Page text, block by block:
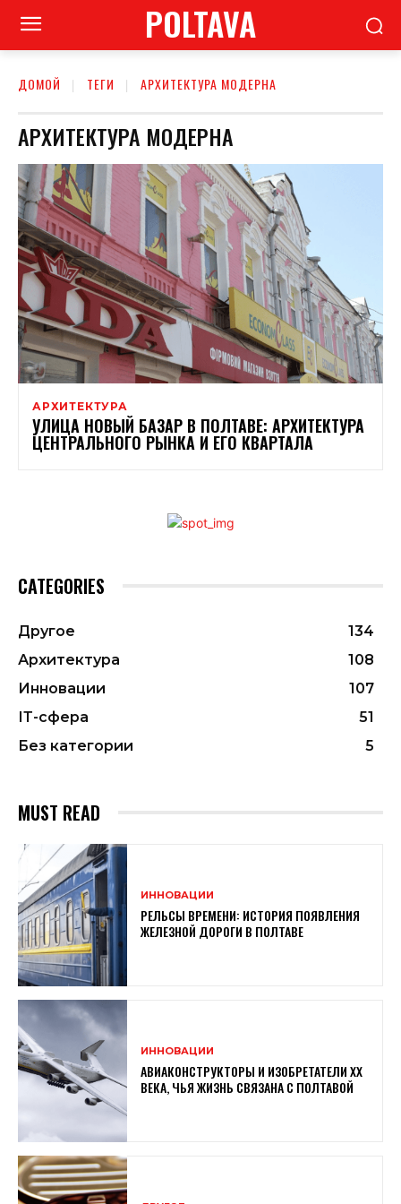
POLTAVA
ДОМОЙ ТЕГИ АРХИТЕКТУРА МОДЕРНА
АРХИТЕКТУРА МОДЕРНА
АРХИТЕКТУРА
УЛИЦА НОВЫЙ БАЗАР В ПОЛТАВЕ: АРХИТЕКТУРА
ЦЕНТРАЛЬНОГО РЫНКА И ЕГО КВАРТАЛА
CATEGORIES
Другое
134
Архитектура
108
Инновации
107
ІТ-сфера
51
Без категории
5
MUST READ
ИННОВАЦИИ
РЕЛЬСЫ ВРЕМЕНИ: ИСТОРИЯ ПОЯВЛЕНИЯ
ЖЕЛЕЗНОЙ ДОРОГИ В ПОЛТАВЕ
ИННОВАЦИИ
АВИАКОНСТРУКТОРЫ И ИЗОБРЕТАТЕЛИ XX
ВЕКА, ЧЬЯ ЖИЗНЬ СВЯЗАНА С ПОЛТАВОЙ